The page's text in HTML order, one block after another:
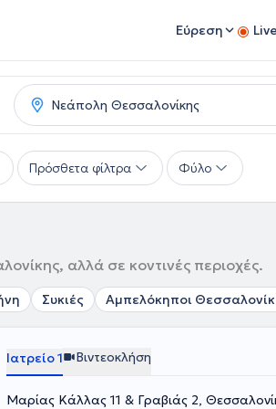
Εύρεση
Πρόσθετα φίλτρα Φύλο
αλλά σε κοντινές περιοχές.
Συκιές Αμπελόκηποι
Ιατρείο 1 Βιντεοκλήση
Μαρίας Κάλλας 11 & Γραβιάς 2,